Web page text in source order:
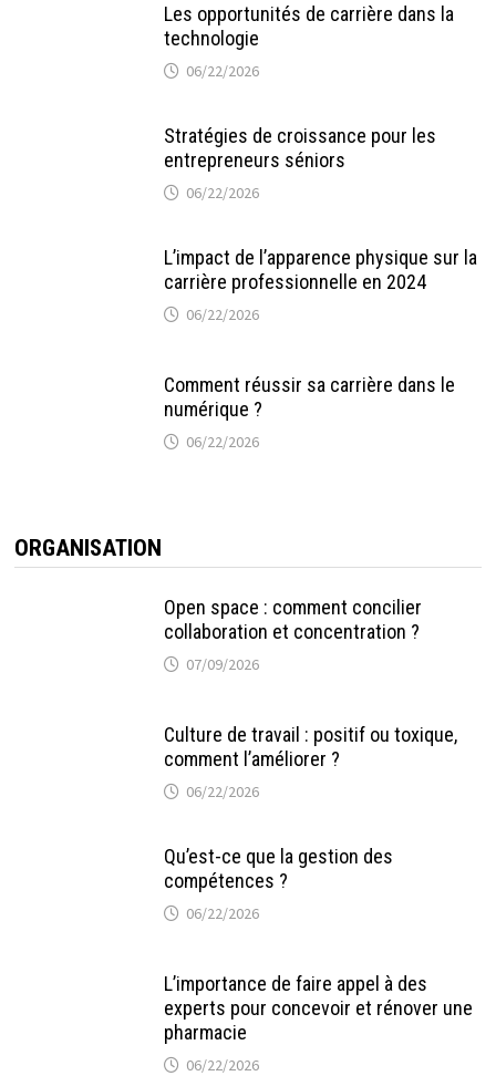
Les opportunités de carrière dans la
technologie
06/22/2026
Stratégies de croissance pour les
entrepreneurs séniors
06/22/2026
L’impact de l’apparence physique sur la
carrière professionnelle en 2024
06/22/2026
Comment réussir sa carrière dans le
numérique ?
06/22/2026
ORGANISATION
Open space : comment concilier
collaboration et concentration ?
07/09/2026
Culture de travail : positif ou toxique,
comment l’améliorer ?
06/22/2026
Qu’est-ce que la gestion des
compétences ?
06/22/2026
L’importance de faire appel à des
experts pour concevoir et rénover une
pharmacie
06/22/2026